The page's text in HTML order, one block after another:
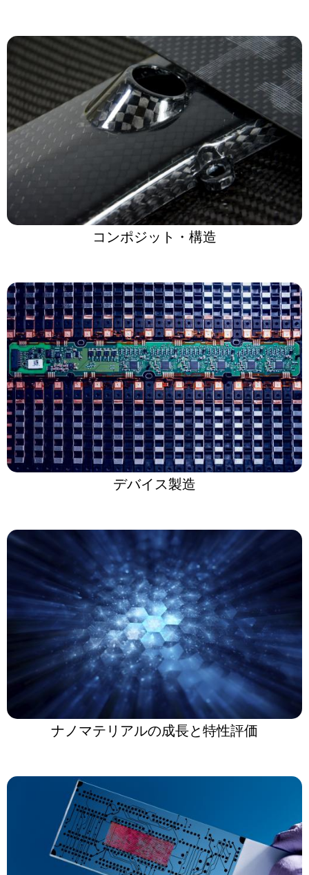
コンポジット・構造
デバイス製造
ナノマテリアルの成長と特性評価